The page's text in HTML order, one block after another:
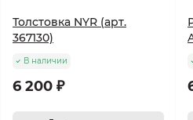
Толстовка NYR (арт.
367130)
В наличии
6 200 ₽